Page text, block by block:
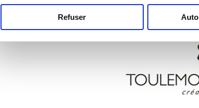
Refuser